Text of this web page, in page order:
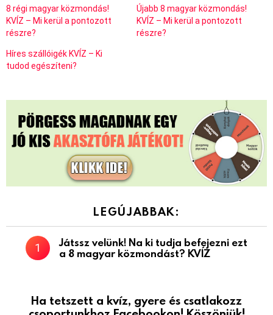
8 régi magyar közmondás!
KVÍZ – Mi kerül a pontozott
részre?
Újabb 8 magyar közmondás!
KVÍZ – Mi kerül a pontozott
részre?
Híres szállóigék KVÍZ – Ki
tudod egészíteni?
LEGÚJABBAK:
Játssz velünk! Na ki tudja befejezni ezt
a 8 magyar közmondást? KVÍZ
Ha tetszett a kvíz, gyere és csatlakozz